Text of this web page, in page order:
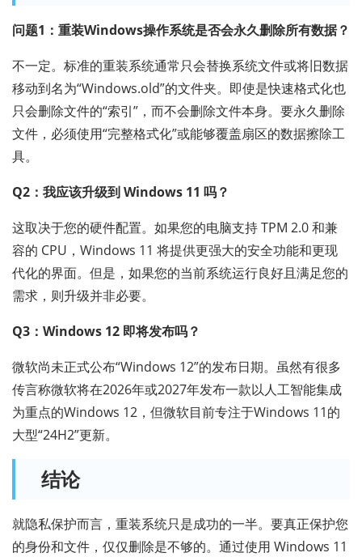
问题1：重装Windows操作系统是否会永久删除所有数据？
不一定。标准的重装系统通常只会替换系统文件或将旧数据
移动到名为“Windows.old”的文件夹。即使是快速格式化也
只会删除文件的“索引”，而不会删除文件本身。要永久删除
文件，必须使用“完整格式化”或能够覆盖扇区的数据擦除工
具。
Q2：我应该升级到 Windows 11 吗？
这取决于您的硬件配置。如果您的电脑支持 TPM 2.0 和兼
容的 CPU，Windows 11 将提供更强大的安全功能和更现
代化的界面。但是，如果您的当前系统运行良好且满足您的
需求，则升级并非必要。
Q3：Windows 12 即将发布吗？
微软尚未正式公布“Windows 12”的发布日期。虽然有很多
传言称微软将在2026年或2027年发布一款以人工智能集成
为重点的Windows 12，但微软目前专注于Windows 11的
大型“24H2”更新。
结论
就隐私保护而言，重装系统只是成功的一半。要真正保护您
的身份和文件，仅仅删除是不够的。通过使用 Windows 11